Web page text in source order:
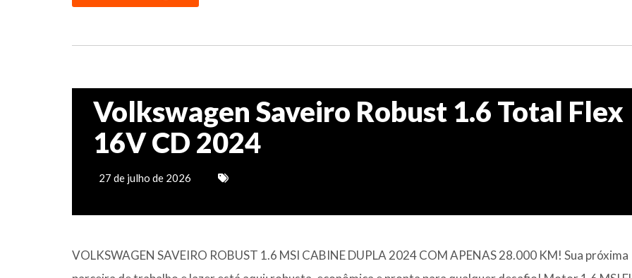
Volkswagen Saveiro Robust 1.6 Total Flex
16V CD 2024
27 de julho de 2026
VOLKSWAGEN SAVEIRO ROBUST 1.6 MSI CABINE DUPLA 2024 COM APENAS 28.000 KM! Sua próxima